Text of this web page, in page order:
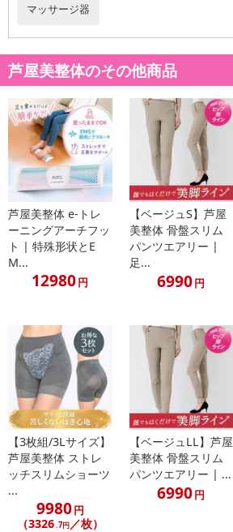
マッサージ器
芦屋美整体のその他商品
芦屋美整体 e-トレ
ーニングアーチフッ
ト | 特殊形状とE
M...
12980円
【ベージュS】芦屋
美整体 骨盤スリム
パンツエアリー |
足...
6990円
【3枚組/3Lサイズ】
芦屋美整体 ストレ
ッチスリムショーツ
...
9980円
（3326.7円／枚）
【ベージュLL】芦屋
美整体 骨盤スリム
パンツエアリー | ...
6990円